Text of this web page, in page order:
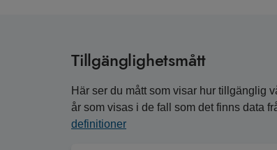
Tillgänglighetsmått
Här ser du mått som visar hur tillgänglig
år som visas i de fall som det finns data
definitioner